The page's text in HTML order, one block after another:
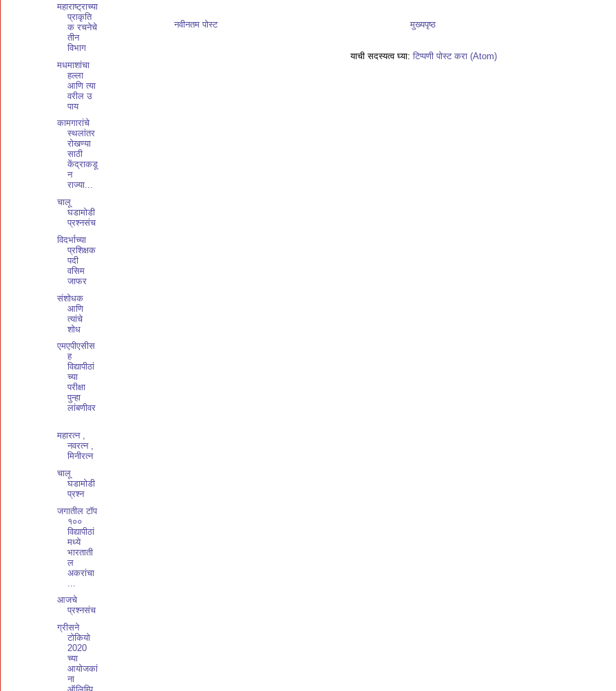
नवीनतम पोस्ट मुख्यपृष्ठ
याची सदस्यत्व घ्या: टिप्पणी पोस्ट करा (Atom)
महाराष्ट्राच्या
प्राकृति
क रचनेचे
तीन
विभाग
मधमाशांचा
हल्ला
आणि त्या
वरील उ
पाय
कामगारांचे
स्थलांतर
रोखण्या
साठी
केंद्राकडू
न
राज्या...
चालू
घडामोडी
प्रश्नसंच
विदर्भाच्या
प्रशिक्षक
पदी
वसिम
जाफर
संशोधक
आणि
त्यांचे
शोध
एमएपीएसीस
ह
विद्यापीठां
च्या
परीक्षा
पुन्हा
लांबणीवर
महारत्न ,
नवरत्न ,
मिनीरत्न
चालू
घडामोडी
प्रश्न
​जगातील टॉप
१००
विद्यापीठां
मध्ये
भारताती
ल
अकरांचा
आजचे
प्रश्नसंच
ग्रीसने
टोकियो
2020
च्या
आयोजकां
ना